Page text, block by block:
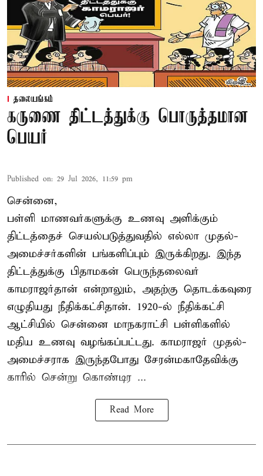
தலையங்கம்
கருணை திட்டத்துக்கு பொருத்தமான
பெயர்
Published on: 29 Jul 2026, 11:59 pm
சென்னை,
பள்ளி மாணவர்களுக்கு உணவு அளிக்கும்
திட்டத்தைச் செயல்படுத்துவதில் எல்லா முதல்-
அமைச்சர்களின் பங்களிப்பும் இருக்கிறது. இந்த
திட்டத்துக்கு பிதாமகன் பெருந்தலைவர்
காமராஜர்தான் என்றாலும், அதற்கு தொடக்கவுரை
எழுதியது நீதிக்கட்சிதான். 1920-ல் நீதிக்கட்சி
ஆட்சியில் சென்னை மாநகராட்சி பள்ளிகளில்
மதிய உணவு வழங்கப்பட்டது. காமராஜர் முதல்-
அமைச்சராக இருந்தபோது சேரன்மகாதேவிக்கு
காரில் சென்று கொண்டிர ...
Read More